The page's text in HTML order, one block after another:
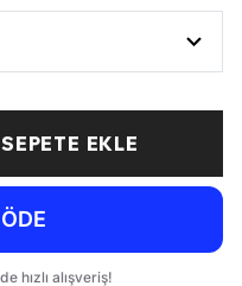
SEPETE EKLE